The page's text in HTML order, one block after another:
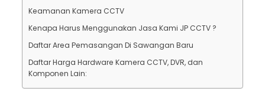
Keamanan Kamera CCTV
Kenapa Harus Menggunakan Jasa Kami JP CCTV ?
Daftar Area Pemasangan Di Sawangan Baru
Daftar Harga Hardware Kamera CCTV, DVR, dan
Komponen Lain: